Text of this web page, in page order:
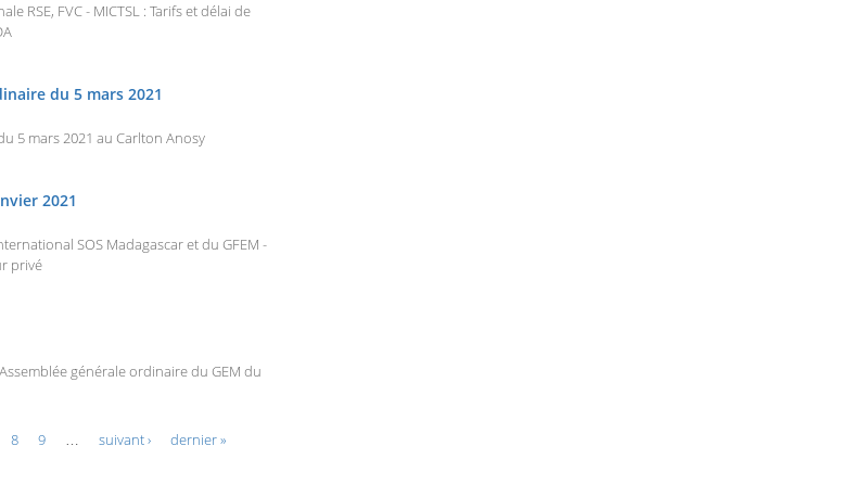
RSE, FVC - MICTSL : Tarifs et délai de
du 5 mars 2021
5 mars 2021 au Carlton Anosy
2021
SOS Madagascar et du GFEM -
privé
générale ordinaire du GEM du
8 9 suivant › dernier »